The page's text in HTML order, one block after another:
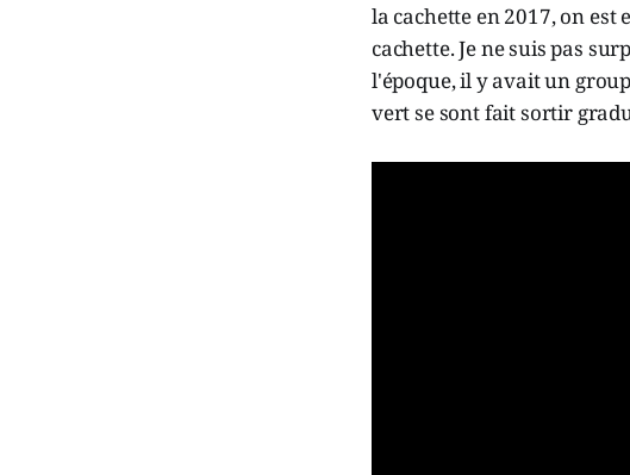
la cachette en 2017, on
cachette. Je ne suis pas
l'époque, il y avait un
vert se sont fait sortir